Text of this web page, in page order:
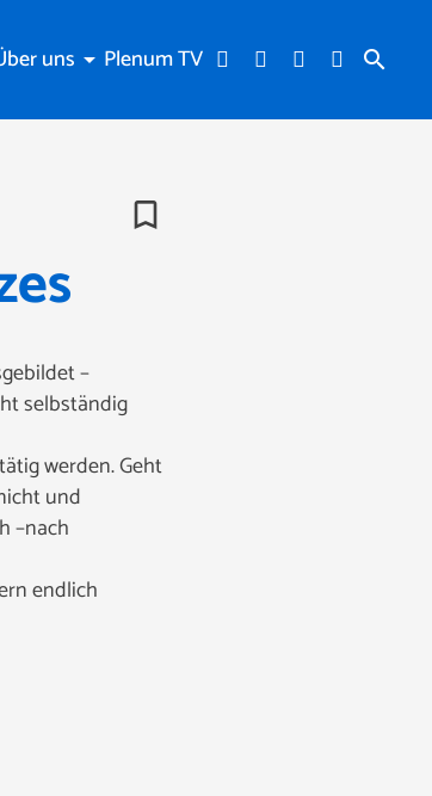
search
uns arrow_drop_down Plenum TV
bookmark_border
–
selbständig
werden. Geht
und
–nach
endlich